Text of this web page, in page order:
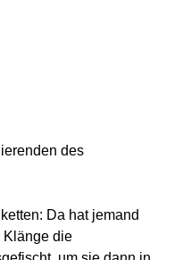
des
Da hat jemand
Klänge die